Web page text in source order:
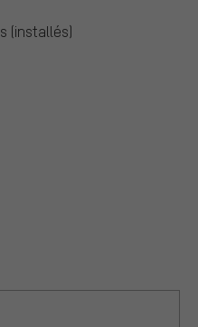
(installés)